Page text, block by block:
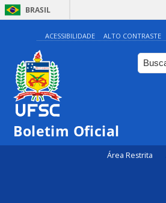
BRASIL
ACESSIBILIDADE ALTO CONTRASTE
Boletim Oficial
Área Restrita